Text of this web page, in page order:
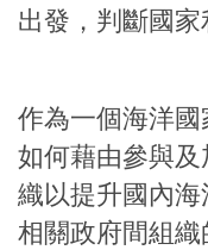
出發，判斷國家
作為一個海洋國
如何藉由參與
織以提升國內
相關政府間組